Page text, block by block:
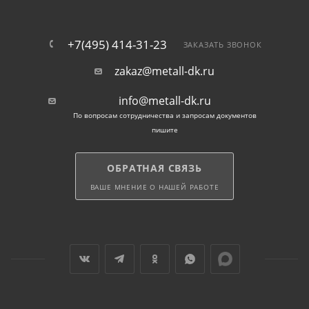
коррозии, что увеличивает их срок службы.
Усиленная конструкция: Усиленные шайбы DIN
дополнительной прочности и стабильности
Примеры использования
металлических шайб:
металлических элементов, таких как балки, стойки и
+7(495) 414-31-23 ЗАКАЗАТЬ ЗВОНОК
zakaz@metall-dk.ru
info@metall-dk.ru
По вопросам сотрудничества и запросам документов
пишите
ОБРАТНАЯ СВЯЗЬ
ВАШЕ МНЕНИЕ О НАШЕЙ РАБОТЕ